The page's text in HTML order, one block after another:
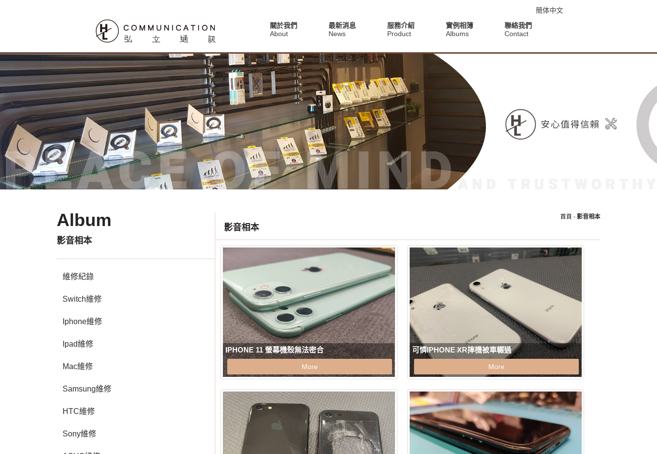
簡体中文
關於我們
About
最新消息
News
服務介紹
Product
實例相簿
Albums
聯絡我們
Contact
首頁 - 影音相本
影音相本
IPHONE 11 螢幕機殼無法密合
More
可憐IPHONE XR摔機被車輾過
More
Album
影音相本
維修紀錄
Switch維修
Iphone維修
Ipad維修
Mac維修
Samsung維修
HTC維修
Sony維修